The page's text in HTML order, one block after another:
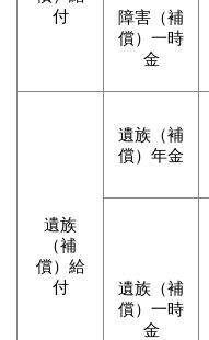
付
障害（補
償）一時
金
遺族
（補
償）給
付
遺族（補
償）年金
遺族（補
償）一時
金